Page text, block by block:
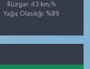
Rüzgar: 43 km/h
Yağış Olasılığı: %89